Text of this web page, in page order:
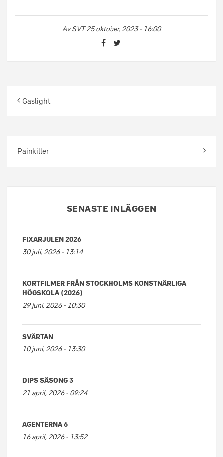
AvSVT 25 oktober, 2023 - 16:00
Gaslight
Painkiller
SENASTE INLÄGGEN
FIXARJULEN 2026
30 juli, 2026 - 13:14
KORTFILMER FRÅN STOCKHOLMS KONSTNÄRLIGA
HÖGSKOLA (2026)
29 juni, 2026 - 10:30
SVÄRTAN
10 juni, 2026 - 13:30
DIPS SÄSONG 3
21 april, 2026 - 09:24
AGENTERNA 6
16 april, 2026 - 13:52